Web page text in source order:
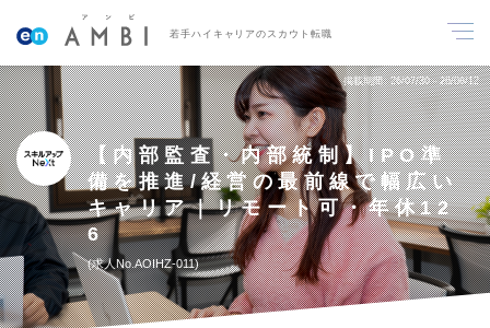
若手ハイキャリアのスカウト転職
掲載期間 26/07/30～26/08/12
【内部監査・内部統制】IPO準
備を推進/経営の最前線で幅広い
キャリア｜リモート可・年休12
6
求人No.AOIHZ-011